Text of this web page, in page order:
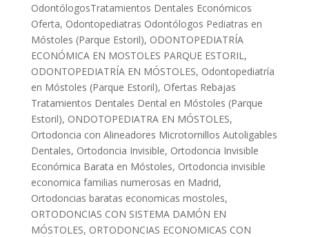
OdontólogosTratamientos Dentales Económicos
Oferta, Odontopediatras Odontólogos Pediatras en
Móstoles (Parque Estoril), ODONTOPEDIATRÍA
ECONÓMICA EN MOSTOLES PARQUE ESTORIL,
ODONTOPEDIATRÍA EN MÓSTOLES, Odontopediatría
en Móstoles (Parque Estoril), Ofertas Rebajas
Tratamientos Dentales Dental en Móstoles (Parque
Estoril), ONDOTOPEDIATRA EN MÓSTOLES,
Ortodoncia con Alineadores Microtornillos Autoligables
Dentales, Ortodoncia Invisible, Ortodoncia Invisible
Económica Barata en Móstoles, Ortodoncia invisible
economica familias numerosas en Madrid,
Ortodoncias baratas economicas mostoles,
ORTODONCIAS CON SISTEMA DAMÓN EN
MÓSTOLES, ORTODONCIAS ECONOMICAS CON